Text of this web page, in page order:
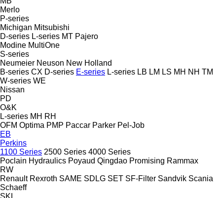
Merlo
P-series
Michigan Mitsubishi
D-series L-series MT Pajero
Modine MultiOne
S-series
Neumeier Neuson New Holland
B-series CX D-series E-series L-series LB LM LS MH NH TM
W-series WE
Nissan
PD
O&K
L-series MH RH
OFM Optima PMP Paccar Parker Pel-Job
EB
Perkins
1100 Series 2500 Series 4000 Series
Poclain Hydraulics Poyaud Qingdao Promising Rammax
RW
Renault Rexroth SAME SDLG SET SF-Filter Sandvik Scania
Schaeff
SKL